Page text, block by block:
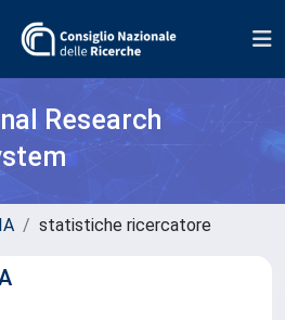
Research
statistiche ricercatore